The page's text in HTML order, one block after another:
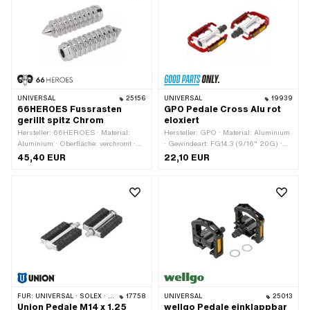
UNIVERSAL 25156
66HEROES Fussrasten
gerillt spitz Chrom
Hersteller: 66HEROES · Material:
Aluminium · Oberfläche: verchromt ·
Farbe: Chrom · Gesamtlänge: 126 mm
· Tiefe: 62 mm · Ø innen: 16.1 mm · Ø
45,40 EUR
UNIVERSAL 19939
GPO Pedale Cross Alu rot
eloxiert
Hersteller: GPO · Material: Aluminium
· Gewindeart: FG14.3 (9/16" 20G) ·
Farbe: rot · Antrieb: Aussensechskant ·
Antrieb: Innensechskant · Oberfläche:
22,10 EUR
FÜR: UNIVERSAL · SOLEX · MBK / MOTOBÉCANE · PEUGEOT 17758
Union Pedale M14 x 1.25
UNIVERSAL 25013
wellgo Pedale einklappbar